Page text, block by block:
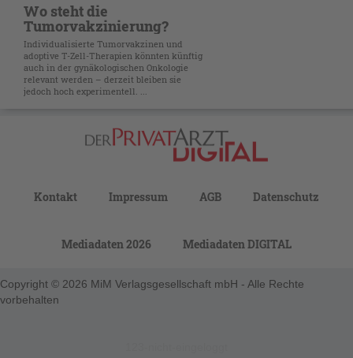
Wo steht die
Tumorvakzinierung?
Individualisierte Tumorvakzinen und
adoptive T-Zell-Therapien könnten künftig
auch in der gynäkologischen Onkologie
relevant werden – derzeit bleiben sie
jedoch hoch experimentell. ...
Kontakt Impressum AGB Datenschutz
Mediadaten 2026 Mediadaten DIGITAL
Copyright © 2026 MiM Verlagsgesellschaft mbH - Alle Rechte
vorbehalten